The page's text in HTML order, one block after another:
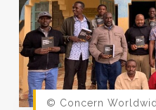
© Concern